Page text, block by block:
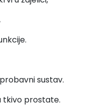
sustav.
tkivo prostate.